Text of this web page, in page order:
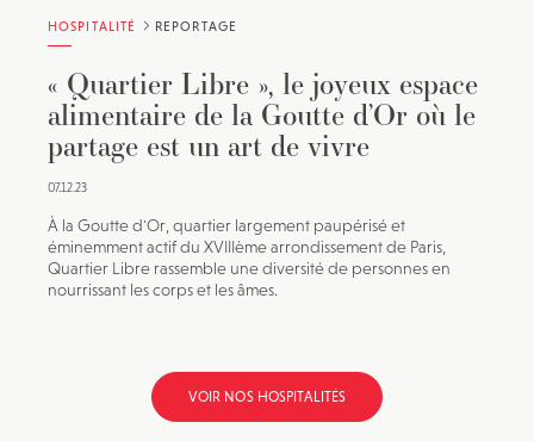
HOSPITALITÉ REPORTAGE
« Quartier Libre », le joyeux espace
alimentaire de la Goutte d’Or où le
partage est un art de vivre
07.12.23
À la Goutte d'Or, quartier largement paupérisé et
éminemment actif du XVIIIème arrondissement de Paris,
Quartier Libre rassemble une diversité de personnes en
nourrissant les corps et les âmes.
VOIR NOS HOSPITALITÉS